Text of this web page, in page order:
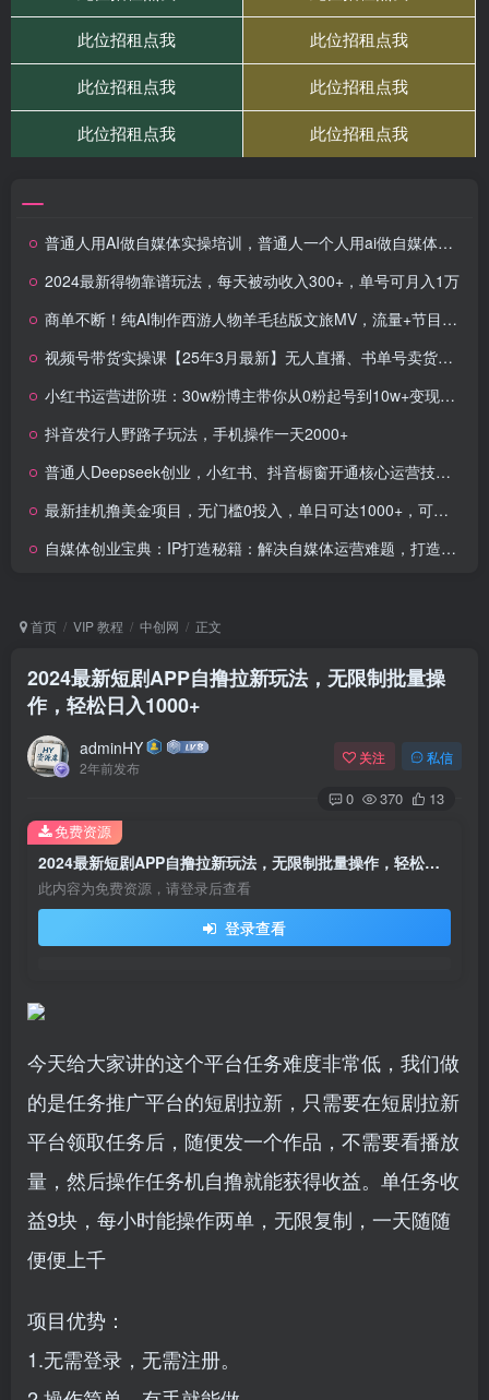
普通人用AI做自媒体实操培训，普通人一个人用ai做自媒体，视频制作、短视频引流、直播带货，轻松入门
2024最新得物靠谱玩法，每天被动收入300+，单号可月入1万
商单不断！纯AI制作西游人物羊毛毡版文旅MV，流量+节目效果统统拉满
视频号带货实操课【25年3月最新】无人直播、书单号卖货、个人IP口播等，钉钉直播课+资料素材
小红书运营进阶班：30w粉博主带你从0粉起号到10w+变现的完整方法论
抖音发行人野路子玩法，手机操作一天2000+
普通人Deepseek创业，小红书、抖音橱窗开通核心运营技巧，打通创作到变现全链路
最新挂机撸美金项目，无门槛0投入，单日可达1000+，可批量复制
自媒体创业宝典：IP打造秘籍：解决自媒体运营难题，打造爆款内容
首页 VIP 教程 中创网 正文
2024最新短剧APP自撸拉新玩法，无限制批量操
作，轻松日入1000+
adminHY
2年前发布
关注 私信
0 370 13
2024最新短剧APP自撸拉新玩法，无限制批量操作，轻松日入1000+
此内容为免费资源，请登录后查看
登录查看
免费资源
今天给大家讲的这个平台任务难度非常低，我们做
的是任务推广平台的短剧拉新，只需要在短剧拉新
平台领取任务后，随便发一个作品，不需要看播放
量，然后操作任务机自撸就能获得收益。单任务收
益9块，每小时能操作两单，无限复制，一天随随
便便上千
项目优势：
1.无需登录，无需注册。